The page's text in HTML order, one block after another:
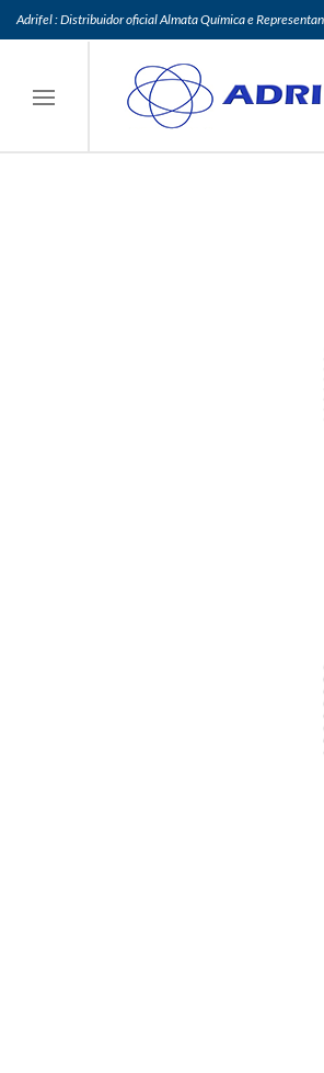
Adrifel : Distribuidor oficial Almata Química e